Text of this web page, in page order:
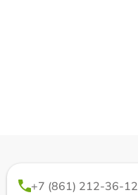
+7 (861) 212-36-12